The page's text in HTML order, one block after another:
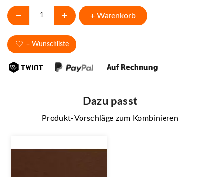
+ Warenkorb
+ Wunschliste
Dazu passt
Produkt-Vorschläge zum Kombinieren